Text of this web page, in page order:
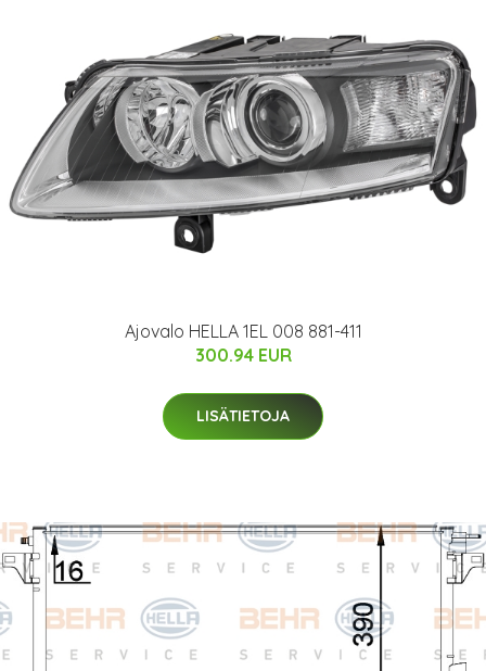
Ajovalo HELLA 1EL 008 881-411
300.94 EUR
LISÄTIETOJA